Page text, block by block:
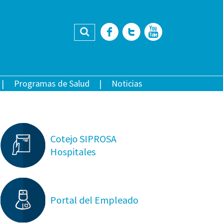
Buscar Facebook
Twitter
Programas de Salud Noticias
Cotejo SIPROSA
Hospitales
Portal del Empleado